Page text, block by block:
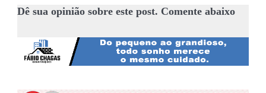
Dê sua opinião sobre este post. Comente abaixo